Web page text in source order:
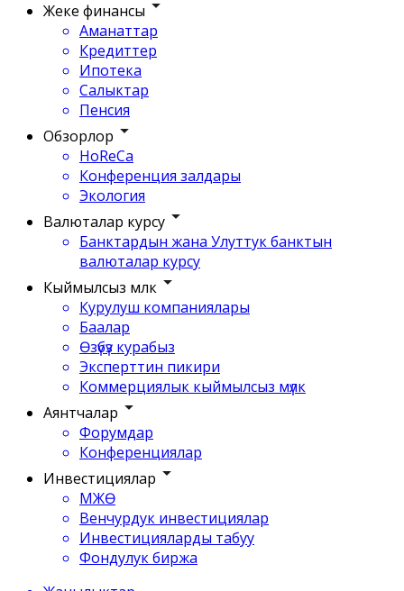
Жеке финансы
Аманаттар
Кредиттер
Ипотека
Салыктар
Пенсия
Обзорлор
HoReCa
Конференция залдары
Экология
Валюталар курсу
Банктардын жана Улуттук банктын
валюталар курсу
Кыймылсыз мүлк
Курулуш компаниялары
Баалар
Өзүбүз курабыз
Эксперттин пикири
Коммерциялык кыймылсыз мүлк
Аянтчалар
Форумдар
Конференциялар
Инвестициялар
МЖӨ
Венчурдук инвестициялар
Инвестицияларды табуу
Фондулук биржа